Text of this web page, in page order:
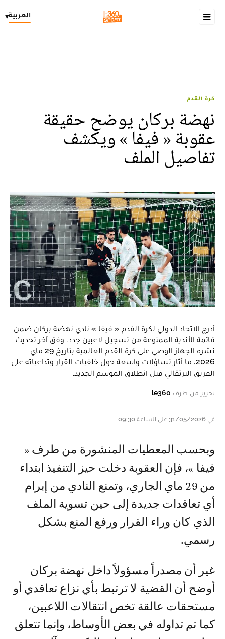
العربية▾
كرة القدم
نهضة بركان يوضح حقيقة
عقوبة « فيفا » ويكشف
تفاصيل الملف
أدرج الاتحاد الدولي لكرة القدم « فيفا » نادي نهضة بركان ضمن
قائمة الأندية الممنوعة من تسجيل لاعبين جدد، وفق آخر تحديث
نشره الجهاز الوصي على كرة القدم العالمية بتاريخ 29 ماي
2026، ما أثار تساؤلات واسعة حول خلفيات القرار وتداعياته على
الفريق البرتقالي قبل انطلاق الموسم الجديد.
تحرير من طرف le360
في 31/05/2026 على الساعة 09:30
وبحسب المعطيات المنشورة من طرف «
فيفا »، فإن العقوبة دخلت حيز التنفيذ ابتداء
من 29 ماي الجاري، وتمنع النادي من إبرام
أي تعاقدات جديدة إلى حين تسوية الملف
الذي كان وراء القرار ورفع المنع بشكل
رسمي.
غير أن مصدراً مسؤولاً داخل نهضة بركان
أوضح أن القضية لا ترتبط بأي نزاع تعاقدي أو
مستحقات عالقة تخص انتقالات اللاعبين،
كما تم تداوله في بعض الأوساط، وإنما تتعلق